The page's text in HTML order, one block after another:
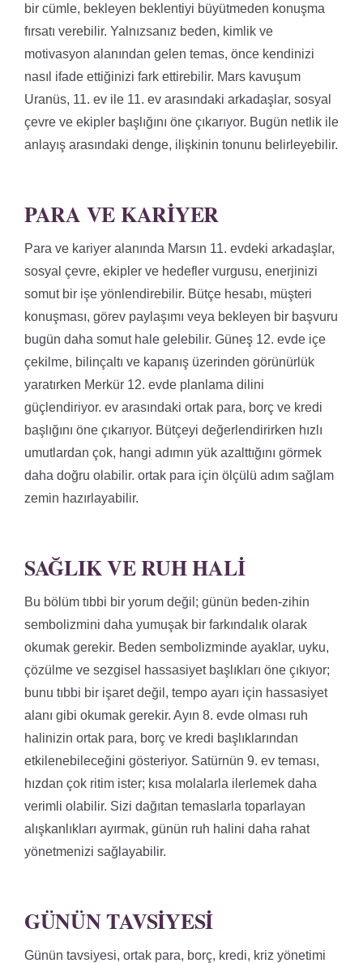
bir cümle, bekleyen beklentiyi büyütmeden konuşma
fırsatı verebilir. Yalnızsanız beden, kimlik ve
motivasyon alanından gelen temas, önce kendinizi
nasıl ifade ettiğinizi fark ettirebilir. Mars kavuşum
Uranüs, 11. ev ile 11. ev arasındaki arkadaşlar, sosyal
çevre ve ekipler başlığını öne çıkarıyor. Bugün netlik ile
anlayış arasındaki denge, ilişkinin tonunu belirleyebilir.
PARA VE KARIYER
Para ve kariyer alanında Marsın 11. evdeki arkadaşlar,
sosyal çevre, ekipler ve hedefler vurgusu, enerjinizi
somut bir işe yönlendirebilir. Bütçe hesabı, müşteri
konuşması, görev paylaşımı veya bekleyen bir başvuru
bugün daha somut hale gelebilir. Güneş 12. evde içe
çekilme, bilinçaltı ve kapanış üzerinden görünürlük
yaratırken Merkür 12. evde planlama dilini
güçlendiriyor. ev arasındaki ortak para, borç ve kredi
başlığını öne çıkarıyor. Bütçeyi değerlendirirken hızlı
umutlardan çok, hangi adımın yük azalttığını görmek
daha doğru olabilir. ortak para için ölçülü adım sağlam
zemin hazırlayabilir.
SAĞLIK VE RUH HALI
Bu bölüm tıbbi bir yorum değil; günün beden-zihin
sembolizmini daha yumuşak bir farkındalık olarak
okumak gerekir. Beden sembolizminde ayaklar, uyku,
çözülme ve sezgisel hassasiyet başlıkları öne çıkıyor;
bunu tıbbi bir işaret değil, tempo ayarı için hassasiyet
alanı gibi okumak gerekir. Ayın 8. evde olması ruh
halinizin ortak para, borç ve kredi başlıklarından
etkilenebileceğini gösteriyor. Satürnün 9. ev teması,
hızdan çok ritim ister; kısa molalarla ilerlemek daha
verimli olabilir. Sizi dağıtan temaslarla toparlayan
alışkanlıkları ayırmak, günün ruh halini daha rahat
yönetmenizi sağlayabilir.
GÜNÜN TAVSIYESI
Günün tavsiyesi, ortak para, borç, kredi, kriz yönetimi